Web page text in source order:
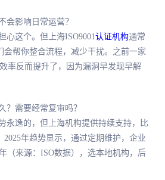
会影响日常运营？
心这个。但上海ISO9001 认证机构通常
会帮你整合流程，减少干扰。之前一家
率反而提升了，因为漏洞早发现早解
？需要经常复审吗？
永逸的，但上海机构提供持续支持，比
年趋势显示，通过定期维护，企业
（来源：ISO数据），选本地机构，后